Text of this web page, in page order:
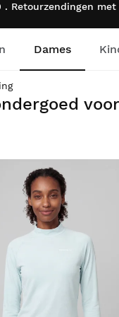
Retourzendingen
Dames